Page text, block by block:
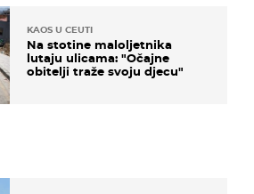
KAOS U CEUTI
Na stotine maloljetnika
lutaju ulicama: "Očajne
obitelji traže svoju djecu"